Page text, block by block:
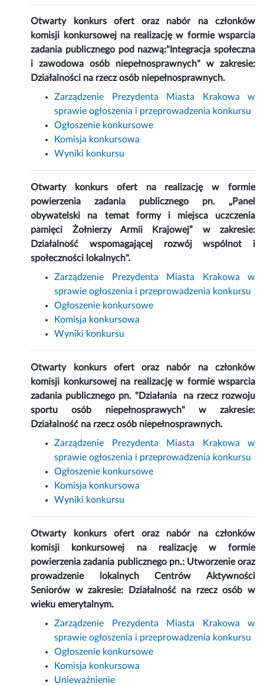
Otwarty konkurs ofert oraz nabór na członków
komisji konkursowej na realizację w formie wsparcia
zadania publicznego pod nazwą:"Integracja społeczna
i zawodowa osób niepełnosprawnych" w zakresie:
Działalności na rzecz osób niepełnosprawnych.
Zarządzenie Prezydenta Miasta Krakowa w
sprawie ogłoszenia i przeprowadzenia konkursu
Ogłoszenie konkursowe
Komisja konkursowa
Wyniki konkursu
Otwarty konkurs ofert na realizację w formie
powierzenia zadania publicznego pn. „Panel
obywatelski na temat formy i miejsca uczczenia
pamięci Żołnierzy Armii Krajowej” w zakresie:
Działalność wspomagającej rozwój wspólnot i
społeczności lokalnych".
Zarządzenie Prezydenta Miasta Krakowa w
sprawie ogłoszenia i przeprowadzenia konkursu
Ogłoszenie konkursowe
Komisja konkursowa
Wyniki konkursu
Otwarty konkurs ofert oraz nabór na członków
komisji konkursowej na realizację w formie wsparcia
zadania publicznego pn. "Działania na rzecz rozwoju
sportu osób niepełnosprawych" w zakresie:
Działalność na rzecz osób niepełnosprawnych.
Zarządzenie Prezydenta Miasta Krakowa w
sprawie ogłoszenia i przeprowadzenia konkursu
Ogłoszenie konkursowe
Komisja konkursowa
Wyniki konkursu
Otwarty konkurs ofert oraz nabór na członków
komisji konkursowej na realizację w formie
powierzenia zadania publicznego pn.: Utworzenie oraz
prowadzenie lokalnych Centrów Aktywności
Seniorów w zakresie: Działalność na rzecz osób w
wieku emerytalnym.
Zarządzenie Prezydenta Miasta Krakowa w
sprawie ogłoszenia i przeprowadzenia konkursu
Ogłoszenie konkursowe
Komisja konkursowa
Unieważnienie